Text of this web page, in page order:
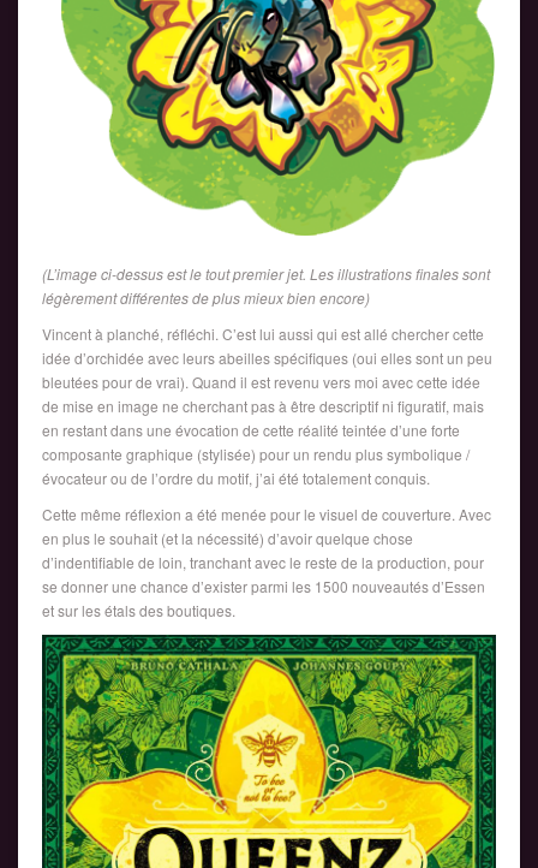
(L’image ci-dessus est le tout premier jet. Les illustrations finales sont
légèrement différentes de plus mieux bien encore)
Vincent à planché, réfléchi. C’est lui aussi qui est allé chercher cette
idée d’orchidée avec leurs abeilles spécifiques (oui elles sont un peu
bleutées pour de vrai). Quand il est revenu vers moi avec cette idée
de mise en image ne cherchant pas à être descriptif ni figuratif, mais
en restant dans une évocation de cette réalité teintée d’une forte
composante graphique (stylisée) pour un rendu plus symbolique /
évocateur ou de l’ordre du motif, j’ai été totalement conquis.
Cette même réflexion a été menée pour le visuel de couverture. Avec
en plus le souhait (et la nécessité) d’avoir quelque chose
d’indentifiable de loin, tranchant avec le reste de la production, pour
se donner une chance d’exister parmi les 1500 nouveautés d’Essen
et sur les étals des boutiques.